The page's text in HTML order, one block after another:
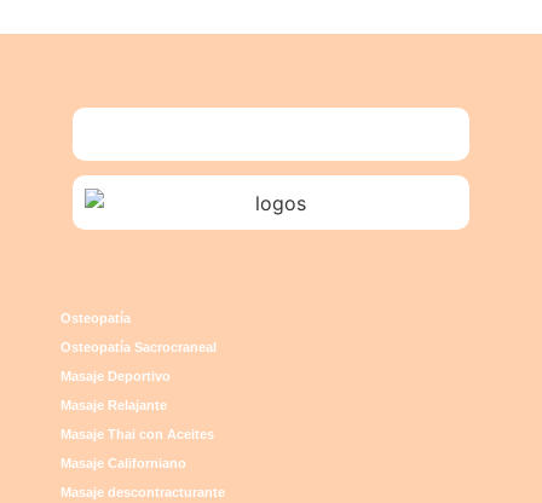
Osteopatía
Osteopatía Sacrocraneal
Masaje Deportivo
Masaje Relajante
Masaje Thai con Aceites
Masaje Californiano
Masaje descontracturante